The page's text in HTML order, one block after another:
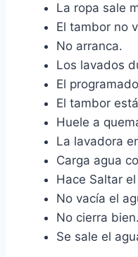
La ropa sale
El tambor no
No arranca.
Los lavados
El
El tambor
Huele a
La lavadora
Carga agua
Hace Saltar
No vacía el
No cierra bien.
Se sale el